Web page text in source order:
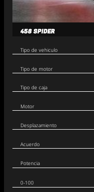
458 SPIDER
Tipo de vehiculo
Tipo de motor
Tipo de caja
Motor
Desplazamiento
Acuerdo
Potencia
0-100